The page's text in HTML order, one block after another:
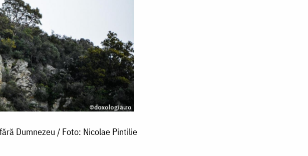
Dumnezeu / Foto: Nicolae Pintilie